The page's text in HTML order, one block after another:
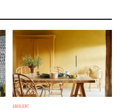
AMBIJENT